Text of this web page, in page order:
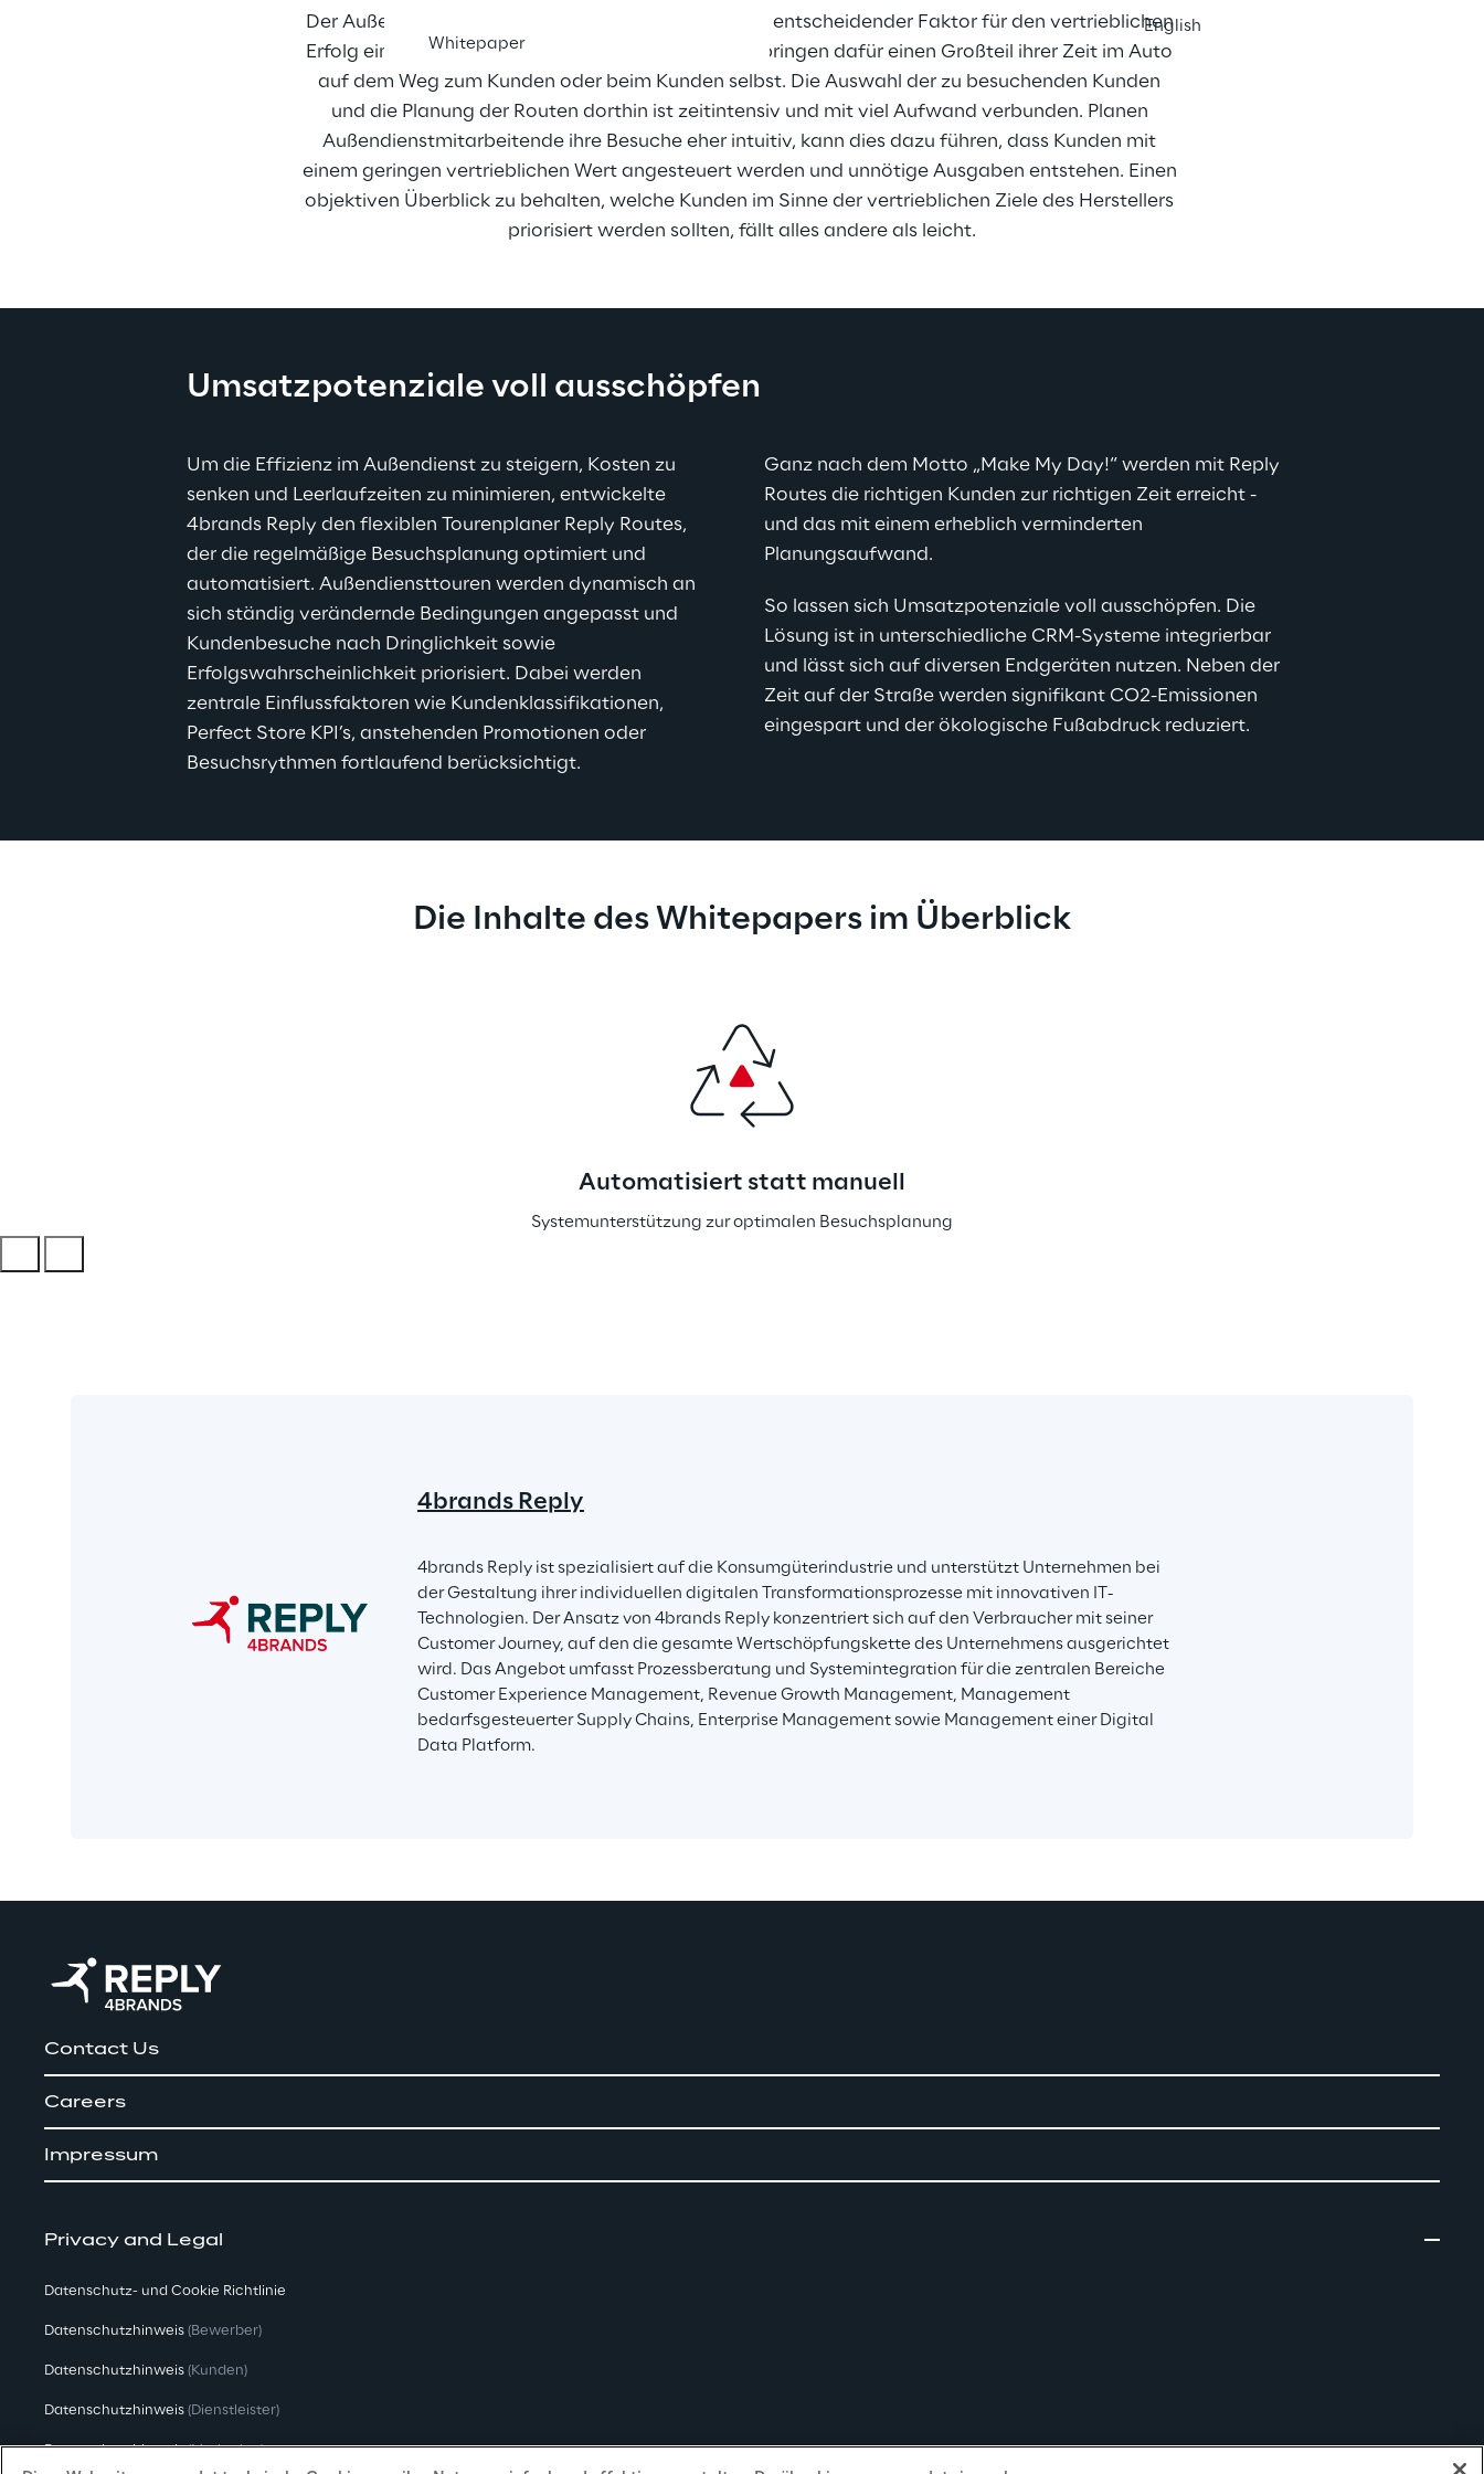
Whitepaper
English
Der Außendienst ist in der Konsumgüterindustrie ein entscheidender Faktor für den vertrieblichen
Erfolg eines Herstellers. Vertriebsmitarbeitende verbringen dafür einen Großteil ihrer Zeit im Auto
auf dem Weg zum Kunden oder beim Kunden selbst. Die Auswahl der zu besuchenden Kunden
und die Planung der Routen dorthin ist zeitintensiv und mit viel Aufwand verbunden. Planen
Außendienstmitarbeitende ihre Besuche eher intuitiv, kann dies dazu führen, dass Kunden mit
einem geringen vertrieblichen Wert angesteuert werden und unnötige Ausgaben entstehen. Einen
objektiven Überblick zu behalten, welche Kunden im Sinne der vertrieblichen Ziele des Herstellers
priorisiert werden sollten, fällt alles andere als leicht.
Umsatzpotenziale voll ausschöpfen
Um die Effizienz im Außendienst zu steigern, Kosten zu
senken und Leerlaufzeiten zu minimieren, entwickelte
4brands Reply den flexiblen Tourenplaner Reply Routes,
der die regelmäßige Besuchsplanung optimiert und
automatisiert. Außendiensttouren werden dynamisch an
sich ständig verändernde Bedingungen angepasst und
Kundenbesuche nach Dringlichkeit sowie
Erfolgswahrscheinlichkeit priorisiert. Dabei werden
zentrale Einflussfaktoren wie Kundenklassifikationen,
Perfect Store KPI’s, anstehenden Promotionen oder
Besuchsrythmen fortlaufend berücksichtigt.
Ganz nach dem Motto „Make My Day!“ werden mit Reply
Routes die richtigen Kunden zur richtigen Zeit erreicht -
und das mit einem erheblich verminderten
Planungsaufwand.
So lassen sich Umsatzpotenziale voll ausschöpfen. Die
Lösung ist in unterschiedliche CRM-Systeme integrierbar
und lässt sich auf diversen Endgeräten nutzen. Neben der
Zeit auf der Straße werden signifikant CO2-Emissionen
eingespart und der ökologische Fußabdruck reduziert.
Die Inhalte des Whitepapers im Überblick
Automatisiert statt manuell
Systemunterstützung zur optimalen Besuchsplanung
4brands Reply
4brands Reply ist spezialisiert auf die Konsumgüterindustrie und unterstützt Unternehmen bei
der Gestaltung ihrer individuellen digitalen Transformationsprozesse mit innovativen IT-
Technologien. Der Ansatz von 4brands Reply konzentriert sich auf den Verbraucher mit seiner
Customer Journey, auf den die gesamte Wertschöpfungskette des Unternehmens ausgerichtet
wird. Das Angebot umfasst Prozessberatung und Systemintegration für die zentralen Bereiche
Customer Experience Management, Revenue Growth Management, Management
bedarfsgesteuerter Supply Chains, Enterprise Management sowie Management einer Digital
Data Platform.
Contact Us
Careers
Impressum
Privacy and Legal
Datenschutz- und Cookie Richtlinie
Datenschutzhinweis (Bewerber)
Datenschutzhinweis (Kunden)
Datenschutzhinweis (Dienstleister)
Datenschutzhinweis(Marketing)